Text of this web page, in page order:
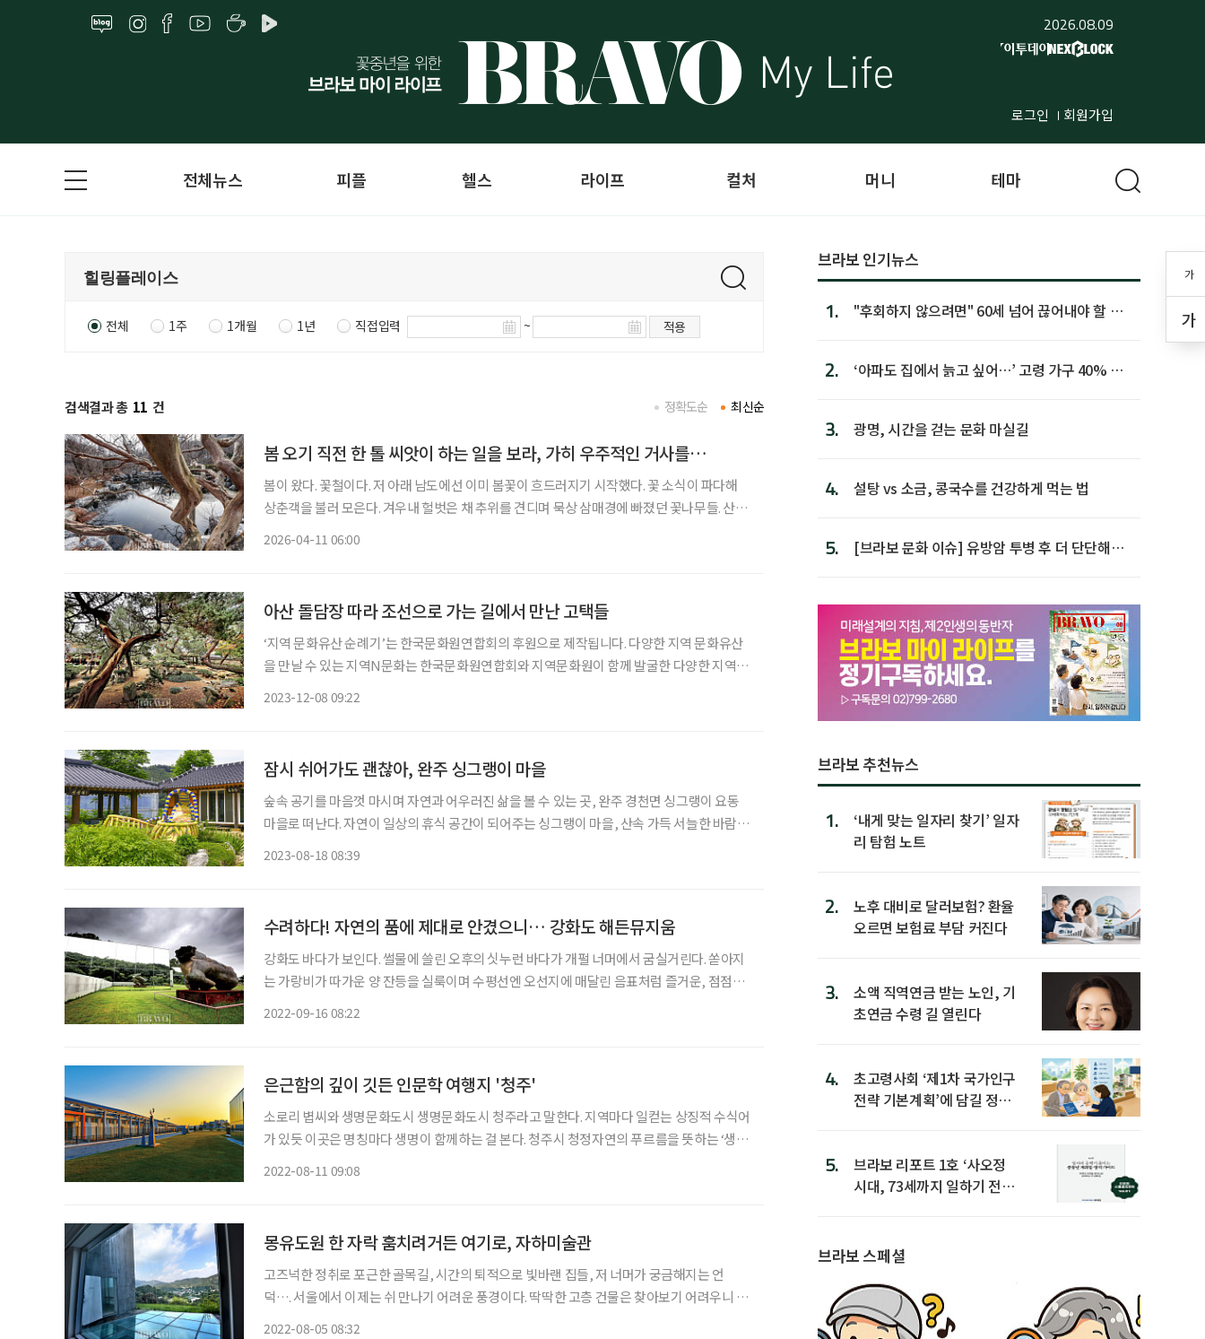
2026.08.09
로그인 회원가입
가
가
전체뉴스 피플 헬스 라이프 컬처 머니 테마
전체 1주 1개월 1년 직접입력 ~ 적용
검색결과 총 11 건 최신순
정확도순
봄 오기 직전 한 톨 씨앗이 하는 일을 보라, 가히 우주적인 거사를…
봄이 왔다. 꽃철이다. 저 아래 남도에선 이미 봄꽃이 흐드러지기 시작했다. 꽃 소식이 파다해
상춘객을 불러 모은다. 겨우내 헐벗은 채 추위를 견디며 묵상 삼매경에 빠졌던 꽃나무들. 산수
2026-04-11 06:00
아산 돌담장 따라 조선으로 가는 길에서 만난 고택들
‘지역 문화유산 순례기’는 한국문화원연합회의 후원으로 제작됩니다. 다양한 지역 문화유산
을 만날 수 있는 지역N문화는 한국문화원연합회와 지역문화원이 함께 발굴한 다양한 지역
2023-12-08 09:22
잠시 쉬어가도 괜찮아, 완주 싱그랭이 마을
숲속 공기를 마음껏 마시며 자연과 어우러진 삶을 볼 수 있는 곳, 완주 경천면 싱그랭이 요동
마을로 떠난다. 자연이 일상의 휴식 공간이 되어주는 싱그랭이 마을, 산속 가득 서늘한 바람이
2023-08-18 08:39
수려하다! 자연의 품에 제대로 안겼으니… 강화도 해든뮤지움
강화도 바다가 보인다. 썰물에 쓸린 오후의 싯누런 바다가 개펄 너머에서 굼실거린다. 쏟아지
는 가랑비가 따가운 양 잔등을 실룩이며 수평선엔 오선지에 매달린 음표처럼 즐거운, 점점이
2022-09-16 08:22
은근함의 깊이 깃든 인문학 여행지 '청주'
소로리 볍씨와 생명문화도시 생명문화도시 청주라고 말한다. 지역마다 일컫는 상징적 수식어
가 있듯 이곳은 명칭마다 생명이 함께하는 걸 본다. 청주시 청정자연의 푸르름을 뜻하는 ‘생
2022-08-11 09:08
몽유도원 한 자락 훔치려거든 여기로, 자하미술관
고즈넉한 정취로 포근한 골목길, 시간의 퇴적으로 빛바랜 집들, 저 너머가 궁금해지는 언
덕…. 서울에서 이제는 쉬 만나기 어려운 풍경이다. 딱딱한 고층 건물은 찾아보기 어려우니 희
2022-08-05 08:32
브라보 인기뉴스
1.
"후회하지 않으려면" 60세 넘어 끊어내야 할 사
2.
‘아파도 집에서 늙고 싶어…’ 고령 가구 40% 노
3. 광명, 시간을 걷는 문화 마실길
4. 설탕 vs 소금, 콩국수를 건강하게 먹는 법
5.
[브라보 문화 이슈] 유방암 투병 후 더 단단해진
브라보 추천뉴스
1.
‘내게 맞는 일자리 찾기’ 일자
리 탐험 노트
2.
노후 대비로 달러보험? 환율
오르면 보험료 부담 커진다
3.
소액 직역연금 받는 노인, 기
초연금 수령 길 열린다
4.
초고령사회 ‘제1차 국가인구
전략 기본계획’에 담길 정책
5.
브라보 리포트 1호 ‘사오정
시대, 73세까지 일하기 전략’
브라보 스페셜